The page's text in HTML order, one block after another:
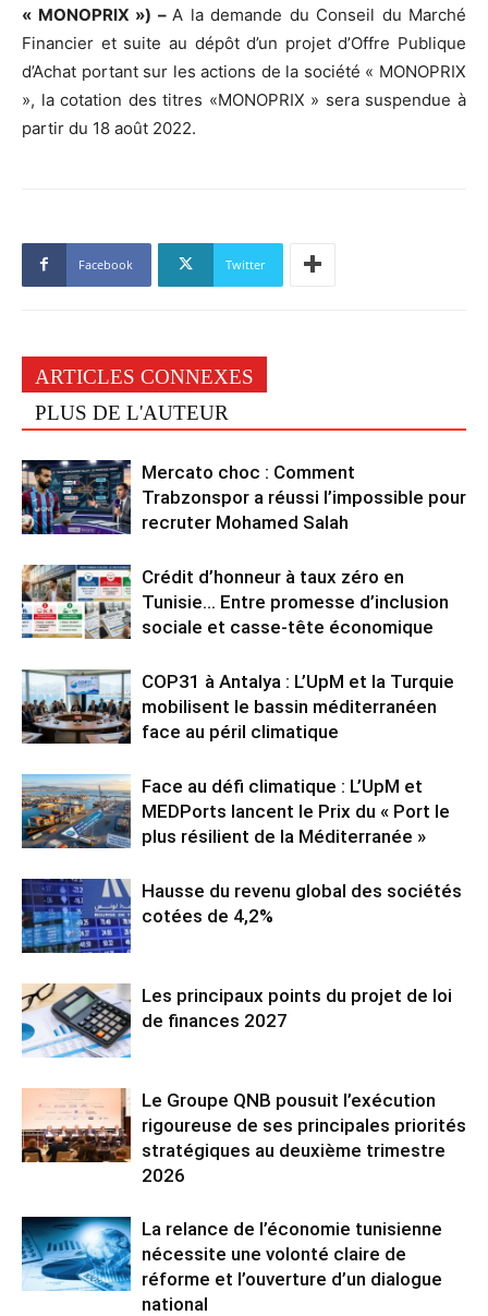
« MONOPRIX ») – A la demande du Conseil du Marché
Financier et suite au dépôt d’un projet d’Offre Publique
d’Achat portant sur les actions de la société « MONOPRIX
», la cotation des titres «MONOPRIX » sera suspendue à
partir du 18 août 2022.
Facebook Twitter
ARTICLES CONNEXES
PLUS DE L'AUTEUR
Mercato choc : Comment
Trabzonspor a réussi l’impossible pour
recruter Mohamed Salah
Crédit d’honneur à taux zéro en
Tunisie… Entre promesse d’inclusion
sociale et casse-tête économique
COP31 à Antalya : L’UpM et la Turquie
mobilisent le bassin méditerranéen
face au péril climatique
Face au défi climatique : L’UpM et
MEDPorts lancent le Prix du « Port le
plus résilient de la Méditerranée »
Hausse du revenu global des sociétés
cotées de 4,2%
Les principaux points du projet de loi
de finances 2027
Le Groupe QNB pousuit l’exécution
rigoureuse de ses principales priorités
stratégiques au deuxième trimestre
2026
La relance de l’économie tunisienne
nécessite une volonté claire de
réforme et l’ouverture d’un dialogue
national